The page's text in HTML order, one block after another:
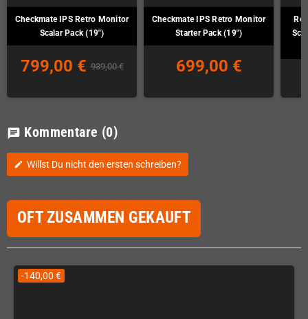
Checkmate IPS Retro Monitor
Scalar Pack (19")
799,00 € 939,00 €
Checkmate IPS Retro Monitor
Starter Pack (19")
699,00 €
chat Kommentare (0)
edit Willst Du nicht den ersten schreiben?
OFT ZUSAMMEN GEKAUFT
-140,00 €